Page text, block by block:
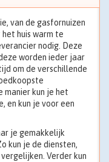
van de gasfornuizen
huis warm te
nodig. Deze
worden ieder jaar
om de verschillende
manier kun je het
en kun je voor een
je gemakkelijk
kun je de diensten,
Verder kun